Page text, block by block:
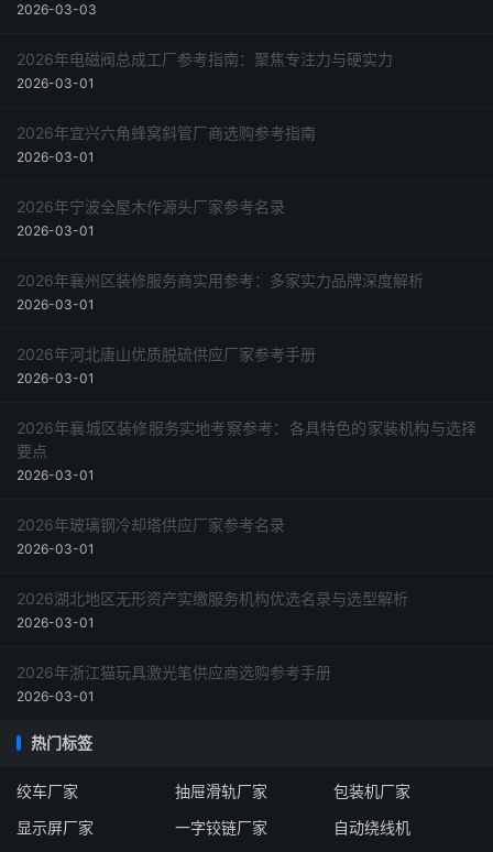
2026-03-03
2026年电磁阀总成工厂参考指南：聚焦专注力与硬实力
2026-03-01
2026年宜兴六角蜂窝斜管厂商选购参考指南
2026-03-01
2026年宁波全屋木作源头厂家参考名录
2026-03-01
2026年襄州区装修服务商实用参考：多家实力品牌深度解析
2026-03-01
2026年河北唐山优质脱硫供应厂家参考手册
2026-03-01
2026年襄城区装修服务实地考察参考：各具特色的家装机构与选择
要点
2026-03-01
2026年玻璃钢冷却塔供应厂家参考名录
2026-03-01
2026湖北地区无形资产实缴服务机构优选名录与选型解析
2026-03-01
2026年浙江猫玩具激光笔供应商选购参考手册
2026-03-01
热门标签
绞车厂家 抽屉滑轨厂家
包装机厂家
显示屏厂家
一字铰链厂家 自动绕线机